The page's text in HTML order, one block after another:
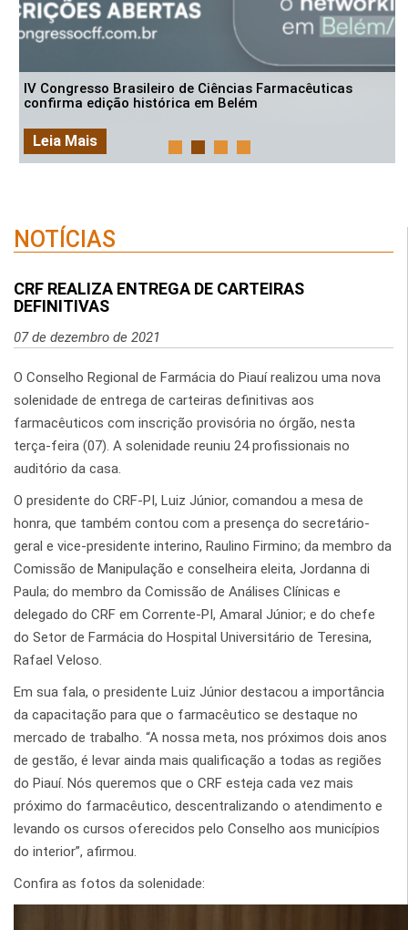
Simpósio em Análises Clínicas reúne profissionais e
estudantes em Piripiri
Leia Mais
NOTÍCIAS
CRF REALIZA ENTREGA DE CARTEIRAS
DEFINITIVAS
07 de dezembro de 2021
O Conselho Regional de Farmácia do Piauí realizou uma nova
solenidade de entrega de carteiras definitivas aos
farmacêuticos com inscrição provisória no órgão, nesta
terça-feira (07). A solenidade reuniu 24 profissionais no
auditório da casa.
O presidente do CRF-PI, Luiz Júnior, comandou a mesa de
honra, que também contou com a presença do secretário-
geral e vice-presidente interino, Raulino Firmino; da membro da
Comissão de Manipulação e conselheira eleita, Jordanna di
Paula; do membro da Comissão de Análises Clínicas e
delegado do CRF em Corrente-PI, Amaral Júnior; e do chefe
do Setor de Farmácia do Hospital Universitário de Teresina,
Rafael Veloso.
Em sua fala, o presidente Luiz Júnior destacou a importância
da capacitação para que o farmacêutico se destaque no
mercado de trabalho. “A nossa meta, nos próximos dois anos
de gestão, é levar ainda mais qualificação a todas as regiões
do Piauí. Nós queremos que o CRF esteja cada vez mais
próximo do farmacêutico, descentralizando o atendimento e
levando os cursos oferecidos pelo Conselho aos municípios
do interior”, afirmou.
Confira as fotos da solenidade: